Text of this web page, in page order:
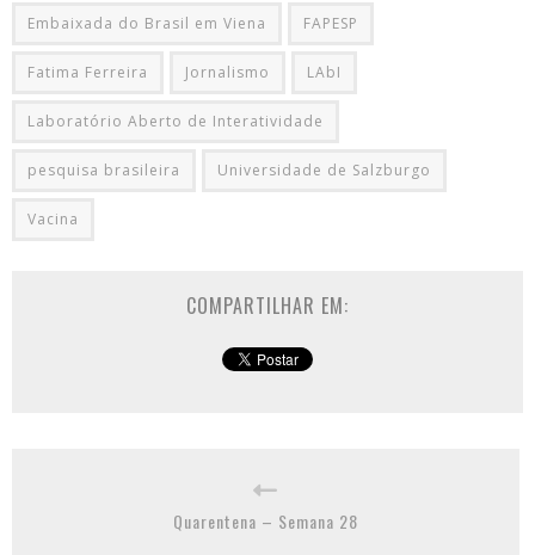
Embaixada do Brasil em Viena FAPESP
Fatima Ferreira Jornalismo LAbI
Laboratório Aberto de Interatividade
pesquisa brasileira Universidade de Salzburgo
Vacina
COMPARTILHAR EM:
Quarentena – Semana 28